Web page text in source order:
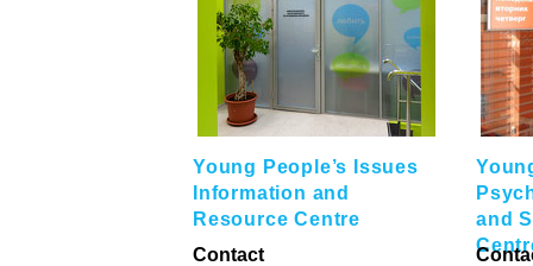
Young People’s Issues
Information and
Resource Centre
Contact
and